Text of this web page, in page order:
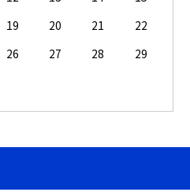
19 20 21
22
26 27 28
29